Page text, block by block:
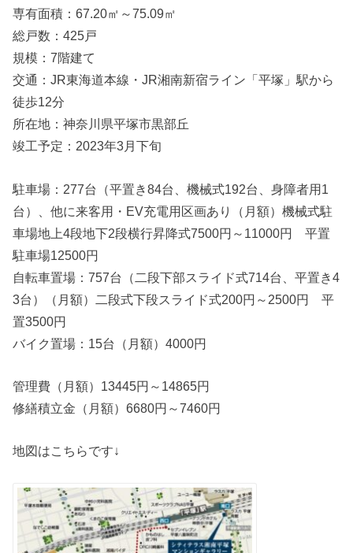
専有面積：67.20㎡～75.09㎡
総戸数：425戸
規模：7階建て
交通：JR東海道本線・JR湘南新宿ライン「平塚」駅から
徒歩12分
所在地：神奈川県平塚市黒部丘
竣工予定：2023年3月下旬
駐車場：277台（平置き84台、機械式192台、身障者用1
台）、他に来客用・EV充電用区画あり（月額）機械式駐
車場地上4段地下2段横行昇降式7500円～11000円 平置
駐車場12500円
自転車置場：757台（二段下部スライド式714台、平置き4
3台）（月額）二段式下段スライド式200円～2500円 平
置3500円
バイク置場：15台（月額）4000円
管理費（月額）13445円～14865円
修繕積立金（月額）6680円～7460円
地図はこちらです↓